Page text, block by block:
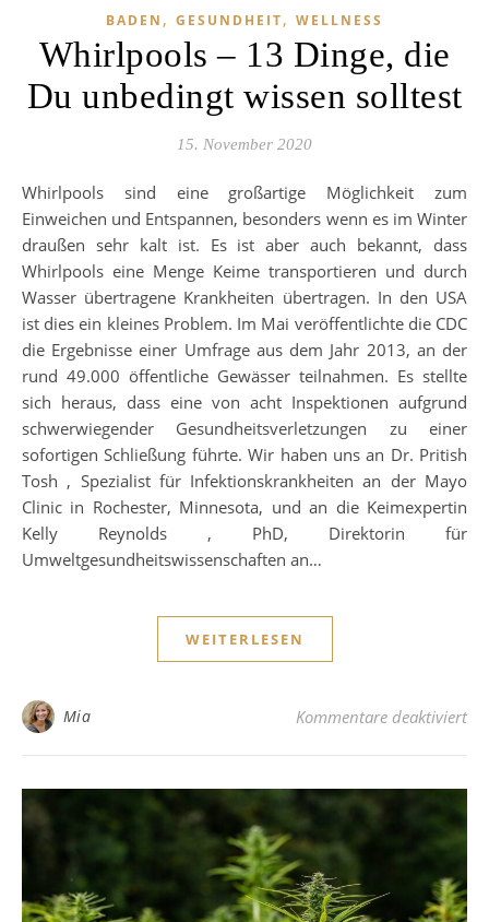
BADEN , GESUNDHEIT, WELLNESS
Whirlpools – 13 Dinge, die
Du unbedingt wissen solltest
15. November 2020
Whirlpools sind eine großartige Möglichkeit zum
Einweichen und Entspannen, besonders wenn es im Winter
draußen sehr kalt ist. Es ist aber auch bekannt, dass
Whirlpools eine Menge Keime transportieren und durch
Wasser übertragene Krankheiten übertragen. In den USA
ist dies ein kleines Problem. Im Mai veröffentlichte die CDC
die Ergebnisse einer Umfrage aus dem Jahr 2013, an der
rund 49.000 öffentliche Gewässer teilnahmen. Es stellte
sich heraus, dass eine von acht Inspektionen aufgrund
schwerwiegender Gesundheitsverletzungen zu einer
sofortigen Schließung führte. Wir haben uns an Dr. Pritish
Tosh , Spezialist für Infektionskrankheiten an der Mayo
Clinic in Rochester, Minnesota, und an die Keimexpertin
Kelly Reynolds , PhD, Direktorin für
Umweltgesundheitswissenschaften an…
WEITERLESEN
Mia Kommentare deaktiviertfür